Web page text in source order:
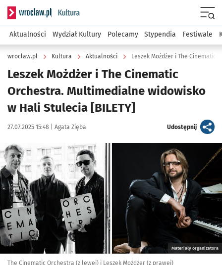
Serwis informacyjny wroclaw.pl podserwis: Kultura
Aktualności Wydział Kultury Polecamy Stypendia Festiwale
wroclaw.pl Kultura Aktualności Leszek Możdżer i The Cinematic
Leszek Możdżer i The Cinematic
Orchestra. Multimedialne widowisko
w Hali Stulecia [BILETY]
Data publikacji:
27.07.2025 15:48 | Autor:
Agata Zięba Udostępnijartykuł
Kliknij, aby powiększyć
Materiały organizatora
The Cinematic Orchestra (z lewej) i Leszek Możdżer (z prawej)